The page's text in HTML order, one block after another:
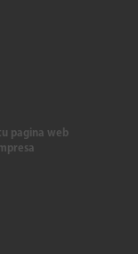
pagina web